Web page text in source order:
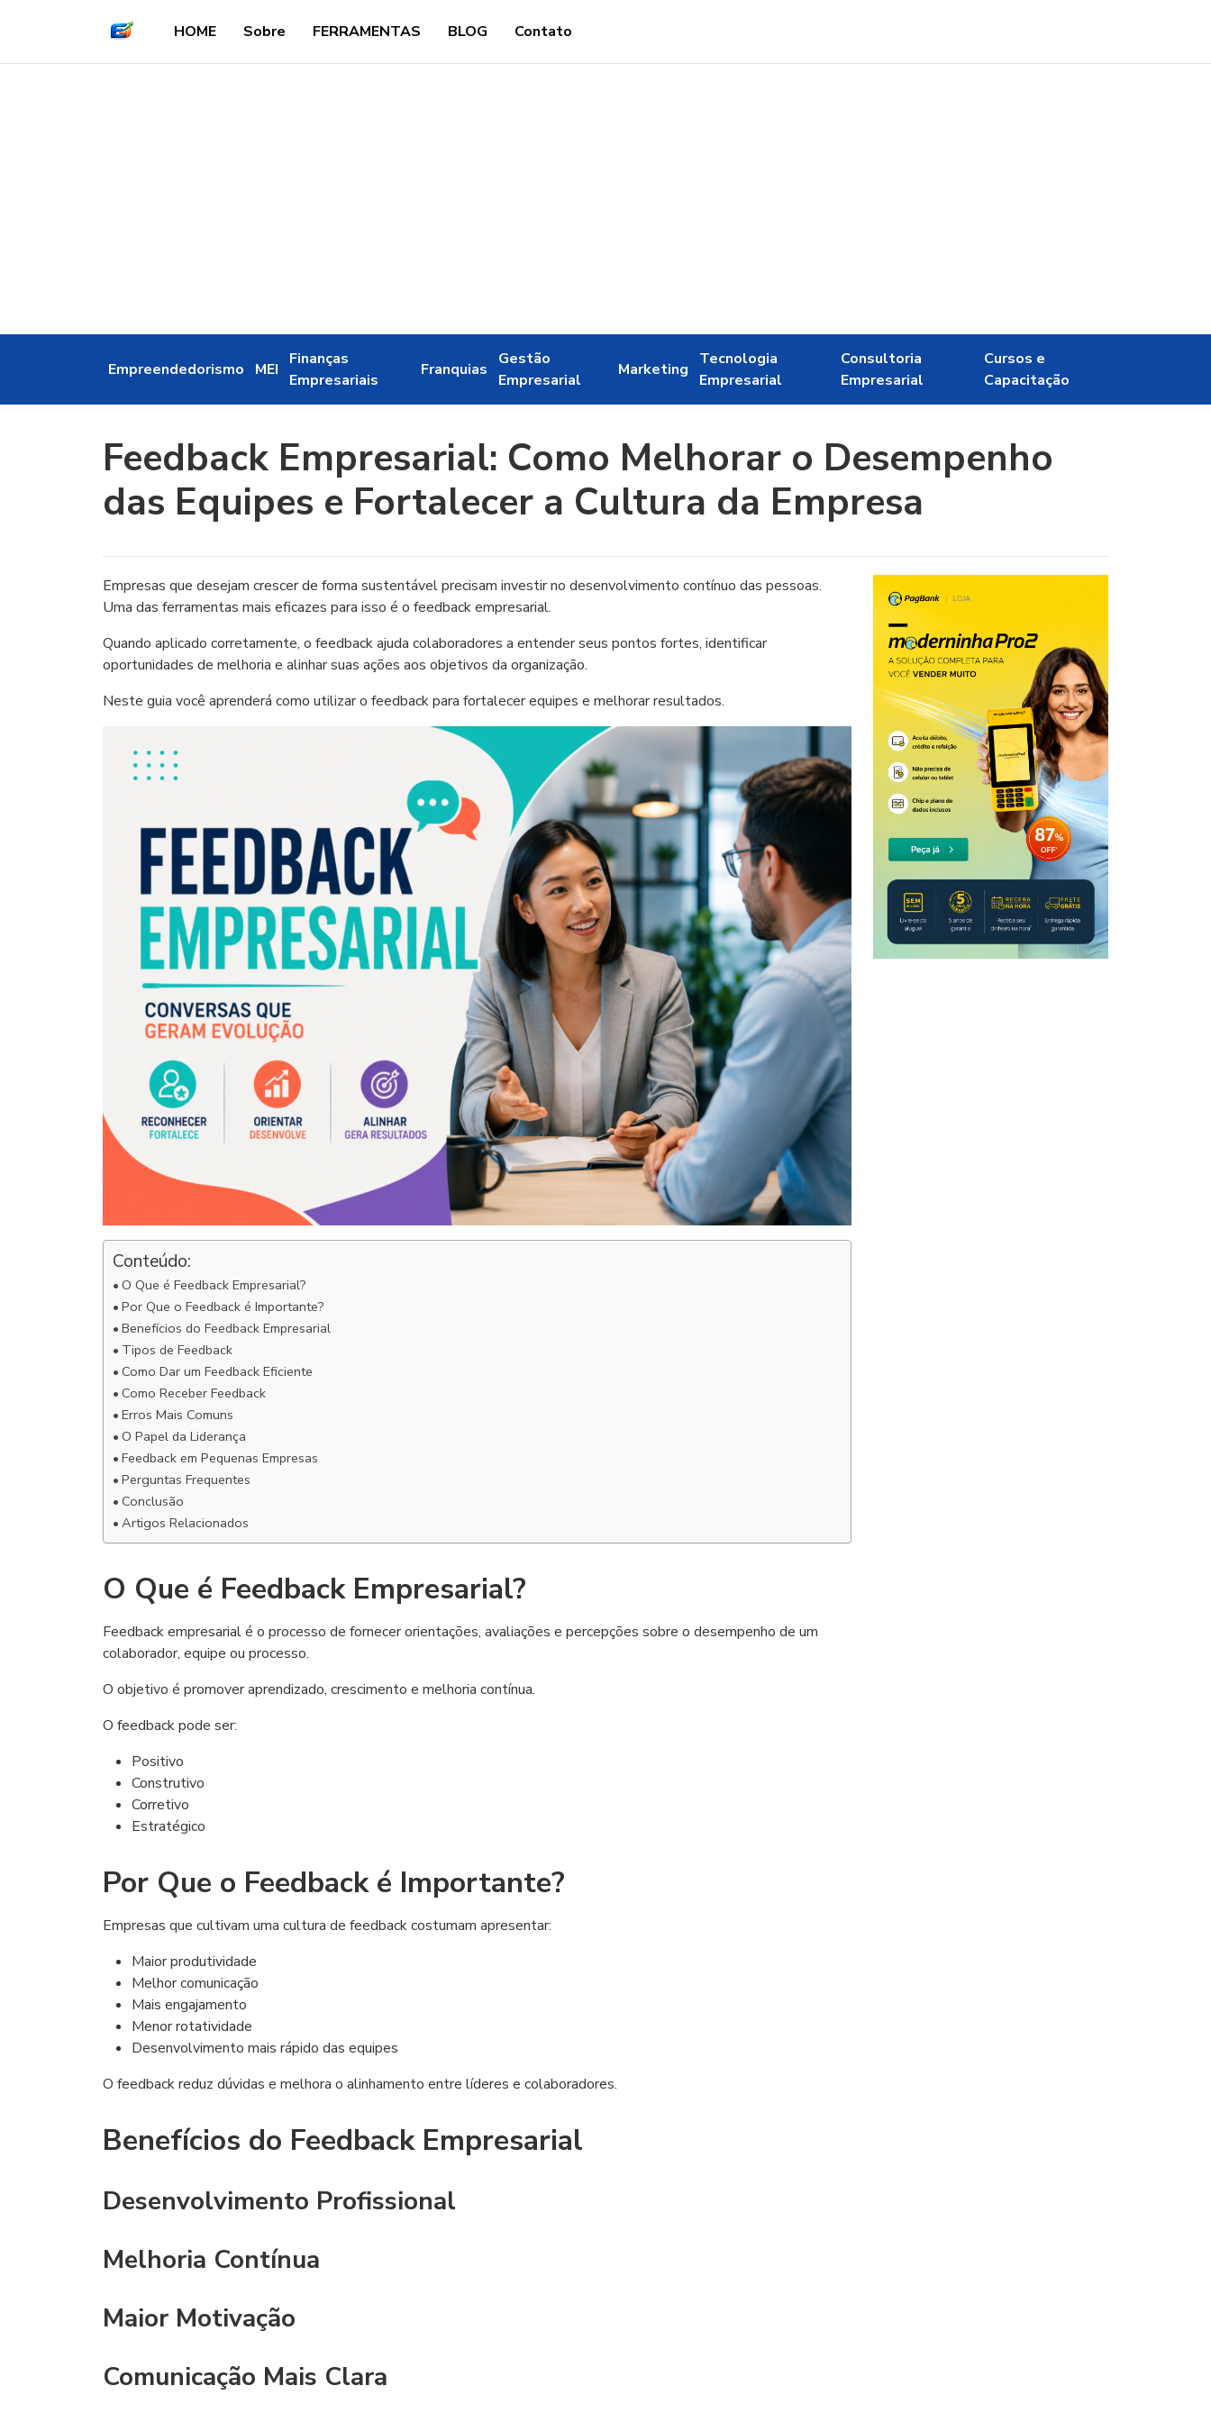
HOME Sobre FERRAMENTAS BLOG Contato
Empreendedorismo MEI
Finanças
Empresariais
Franquias
Gestão
Empresarial
Marketing
Tecnologia
Empresarial
Consultoria
Empresarial
Cursos e
Capacitação
Feedback Empresarial: Como Melhorar o Desempenho
das Equipes e Fortalecer a Cultura da Empresa
Empresas que desejam crescer de forma sustentável precisam investir no desenvolvimento contínuo das pessoas.
Uma das ferramentas mais eficazes para isso é o feedback empresarial.
Quando aplicado corretamente, o feedback ajuda colaboradores a entender seus pontos fortes, identificar
oportunidades de melhoria e alinhar suas ações aos objetivos da organização.
Neste guia você aprenderá como utilizar o feedback para fortalecer equipes e melhorar resultados.
Conteúdo:
O Que é Feedback Empresarial?
Por Que o Feedback é Importante?
Benefícios do Feedback Empresarial
Tipos de Feedback
Como Dar um Feedback Eficiente
Como Receber Feedback
Erros Mais Comuns
O Papel da Liderança
Feedback em Pequenas Empresas
Perguntas Frequentes
Conclusão
Artigos Relacionados
O Que é Feedback Empresarial?
Feedback empresarial é o processo de fornecer orientações, avaliações e percepções sobre o desempenho de um
colaborador, equipe ou processo.
O objetivo é promover aprendizado, crescimento e melhoria contínua.
O feedback pode ser:
Positivo
Construtivo
Corretivo
Estratégico
Por Que o Feedback é Importante?
Empresas que cultivam uma cultura de feedback costumam apresentar:
Maior produtividade
Melhor comunicação
Mais engajamento
Menor rotatividade
Desenvolvimento mais rápido das equipes
O feedback reduz dúvidas e melhora o alinhamento entre líderes e colaboradores.
Benefícios do Feedback Empresarial
Desenvolvimento Profissional
Melhoria Contínua
Maior Motivação
Comunicação Mais Clara